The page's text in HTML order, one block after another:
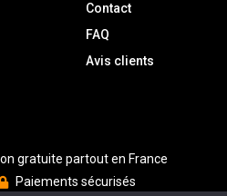
Contact
FAQ
Avis clients
gratuite partout en France
Paiements sécurisés